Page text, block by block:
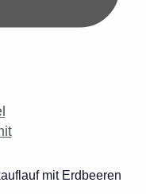
mit Erdbeeren